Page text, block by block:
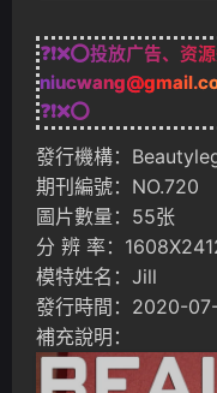
❓❗❌⭕投放广告、资
❓❗❌⭕
發行機構：
期刊編號：NO.720
圖片數量：55张
分 辨 率：
模特姓名：Jill
發行時間：2020-
補充說明：